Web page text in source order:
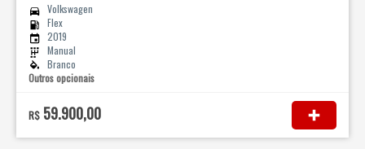
Volkswagen
Flex
2019
Manual
Branco
Outros opcionais
R$ 59.900,00